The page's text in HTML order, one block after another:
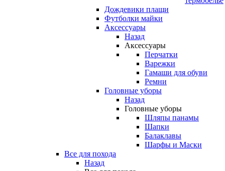
Дождевики плащи
Футболки майки
Аксессуары
Назад
Аксессуары
Перчатки
Варежки
Гамаши для обуви
Ремни
Головные уборы
Назад
Головные уборы
Шляпы панамы
Шапки
Балаклавы
Шарфы и Маски
Все для похода
Назад